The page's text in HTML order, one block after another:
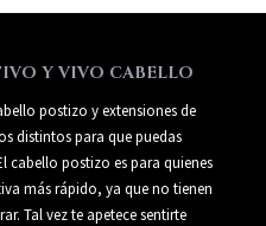
Y VIVO CABELLO
postizo y extensiones de
distintos para que puedas
cabello postizo es para quienes
más rápido, ya que no tienen
Tal vez te apetece sentirte